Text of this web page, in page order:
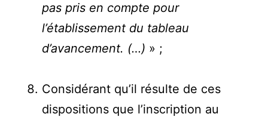
pas pris en compte pour
l’établissement du tableau
d’avancement. (…) » ;
Considérant qu’il résulte de ces
dispositions que l’inscription au